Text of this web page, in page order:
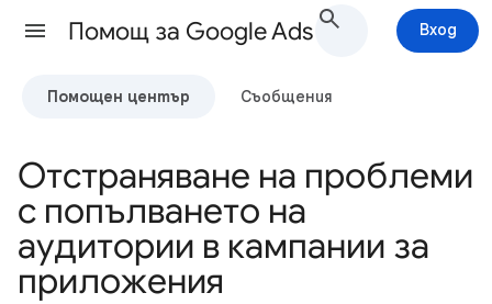
Помощ за Google Ads Вход
Помощен център Съобщения
Отстраняване на проблеми
с попълването на
аудитории в кампании за
приложения